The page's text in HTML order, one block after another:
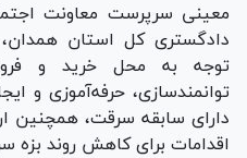
معینی سرپرست معاونت
دادگستری کل استان
توجه به محل خرید و
توانمندسازی، حرفه‌آموزی و
دارای سابقه سرقت، همچنین
اقدامات برای کاهش روند بزه